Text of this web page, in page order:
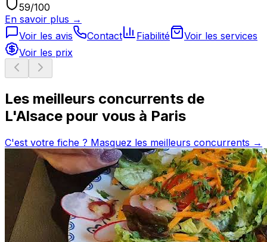
59/100
En savoir plus →
Voir les avis
Contact Fiabilité
Voir les services
Voir les prix
Les meilleurs concurrents de
L'Alsace pour vous à Paris
C'est votre fiche ? Masquez les meilleurs concurrents →